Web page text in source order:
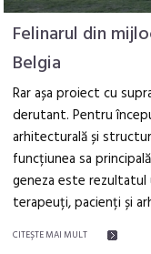
Felinarul din
Belgia
Rar așa proiect cu
derutant. Pentru
arhitecturală și
funcțiunea sa
geneza este rezultatul
terapeuți, pacienți și
CITEŞTE MAI MULT